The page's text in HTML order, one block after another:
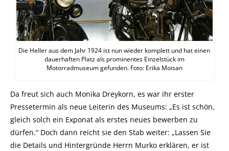
Die Heller aus dem Jahr 1924 ist nun wieder komplett und hat einen
dauerhaften Platz als prominentes Einzelstück im
Motorradmuseum gefunden. Foto: Erika Moisan
Da freut sich auch Monika Dreykorn, es war ihr erster
Pressetermin als neue Leiterin des Museums: „Es ist schön,
gleich solch ein Exponat als erstes neues bewerben zu
dürfen.“ Doch dann reicht sie den Stab weiter: „Lassen Sie
die Details und Hintergründe Herrn Murko erklären, er ist